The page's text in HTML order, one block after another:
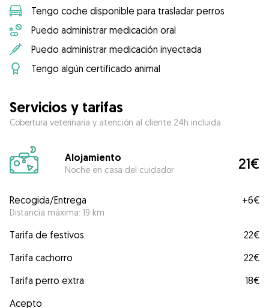
Tengo coche disponible para trasladar perros
Puedo administrar medicación oral
Puedo administrar medicación inyectada
Tengo algún certificado animal
Servicios y tarifas
Cobertura veterinaria y atención al cliente 24h incluida
Alojamiento
Noche en casa del cuidador 21€
Recogida/Entrega
Distancia máxima: 19 km
+6€
Tarifa de festivos
22€
Tarifa cachorro
22€
Tarifa perro extra
18€
Acepto